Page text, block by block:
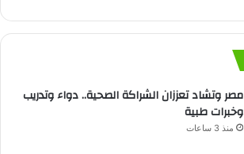
مصر وتشاد تعززان الشراكة الصحية.. دواء وتدريب
وخبرات طبية
منذ 3 ساعات